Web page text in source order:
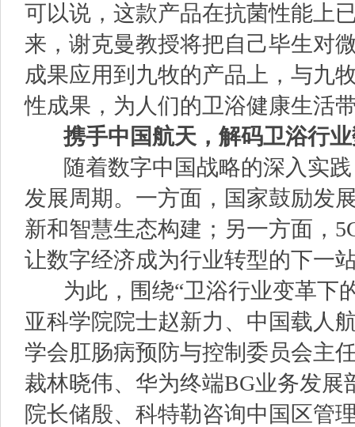
可以说，这款产品在抗菌性能上
来，谢克曼教授将把自己毕生对
成果应用到九牧的产品上，与九
性成果，为人们的卫浴健康生活
携手中国航天，解码卫浴行
随着数字中国战略的深入实践
发展周期。一方面，国家鼓励发
新和智慧生态构建；另一方面，
让数字经济成为行业转型的下一
为此，围绕“卫浴行业变革下
亚科学院院士赵新力、中国载人
学会肛肠病预防与控制委员会主
裁林晓伟、华为终端BG业务发
院长储殷、科特勒咨询中国区管